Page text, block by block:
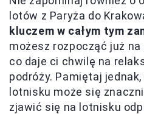
lotów z Paryża do
kluczem w całym tym
możesz rozpocząć już
co daje ci chwilę na
podróży. Pamiętaj jednak,
lotnisku może się
zjawić się na lotnisku